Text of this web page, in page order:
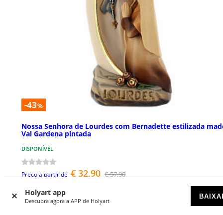
Holyart app
Descubra agora a APP de Holyart
-43%
Nossa Senhora de Lourdes com Bernadette estilizada
Val Gardena pintada
DISPONÍVEL
Preço a partir de € 32,90 € 57,90